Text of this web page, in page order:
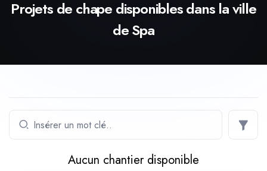
Projets de chape disponibles dans la ville
de Spa
Aucun chantier disponible